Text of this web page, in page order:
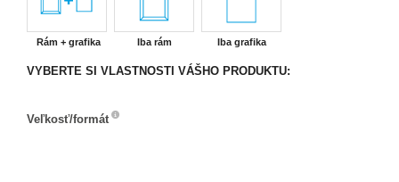
Rám + grafika Iba rám Iba grafika
VYBERTE SI VLASTNOSTI VÁŠHO PRODUKTU:
Veľkosť/formát